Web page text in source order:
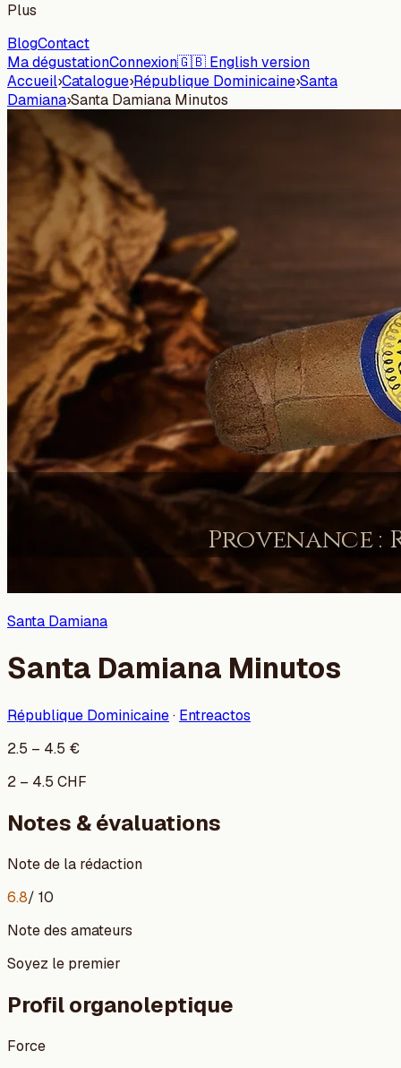
Plus
BlogContact
Ma dégustationConnexion🇬🇧 English version
Accueil›Catalogue›République Dominicaine›Santa
Damiana›Santa Damiana Minutos
Santa Damiana
Santa Damiana Minutos
République Dominicaine· Entreactos
2.5 – 4.5 €
2 – 4.5 CHF
Notes & évaluations
Note de la rédaction
6.8/ 10
Note des amateurs
Soyez le premier
Profil organoleptique
Force